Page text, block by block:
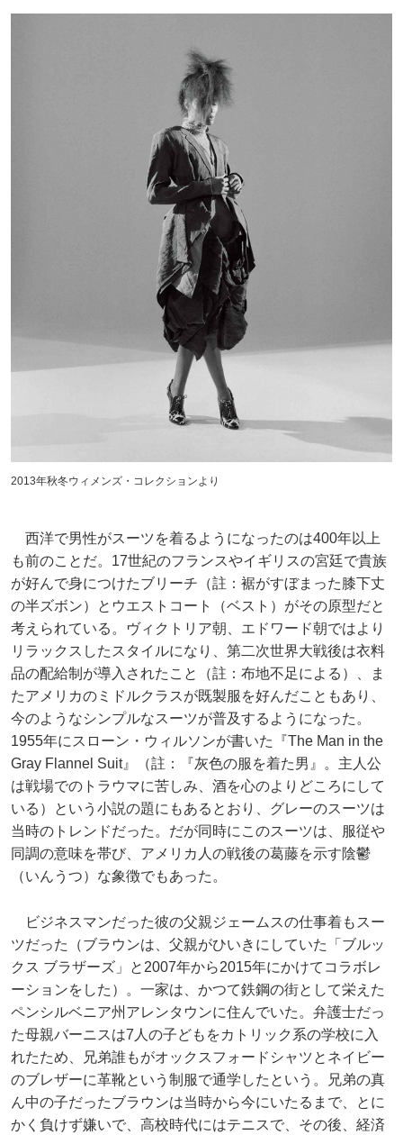
2013年秋冬ウィメンズ・コレクションより
西洋で男性がスーツを着るようになったのは400年以上
も前のことだ。17世紀のフランスやイギリスの宮廷で貴族
が好んで身につけたブリーチ（註：裾がすぼまった膝下丈
の半ズボン）とウエストコート（ベスト）がその原型だと
考えられている。ヴィクトリア朝、エドワード朝ではより
リラックスしたスタイルになり、第二次世界大戦後は衣料
品の配給制が導入されたこと（註：布地不足による）、ま
たアメリカのミドルクラスが既製服を好んだこともあり、
今のようなシンプルなスーツが普及するようになった。
1955年にスローン・ウィルソンが書いた『The Man in the
Gray Flannel Suit』（註：『灰色の服を着た男』。主人公
は戦場でのトラウマに苦しみ、酒を心のよりどころにして
いる）という小説の題にもあるとおり、グレーのスーツは
当時のトレンドだった。だが同時にこのスーツは、服従や
同調の意味を帯び、アメリカ人の戦後の葛藤を示す陰鬱
（いんうつ）な象徴でもあった。
ビジネスマンだった彼の父親ジェームスの仕事着もスー
ツだった（ブラウンは、父親がひいきにしていた「ブルッ
クス ブラザーズ」と2007年から2015年にかけてコラボレ
ーションをした）。一家は、かつて鉄鋼の街として栄えた
ペンシルベニア州アレンタウンに住んでいた。弁護士だっ
た母親バーニスは7人の子どもをカトリック系の学校に入
れたため、兄弟誰もがオックスフォードシャツとネイビー
のブレザーに革靴という制服で通学したという。兄弟の真
ん中の子だったブラウンは当時から今にいたるまで、とに
かく負けず嫌いで、高校時代にはテニスで、その後、経済